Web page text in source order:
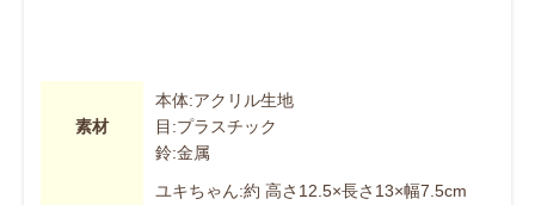
素材
本体:アクリル生地
目:プラスチック
鈴:金属
ユキちゃん:約 高さ12.5×長さ13×幅7.5cm